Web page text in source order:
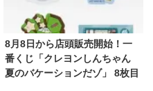
8月8日から店頭販売開始！一
番くじ「クレヨンしんちゃん
夏のバケーションだゾ」 8枚目